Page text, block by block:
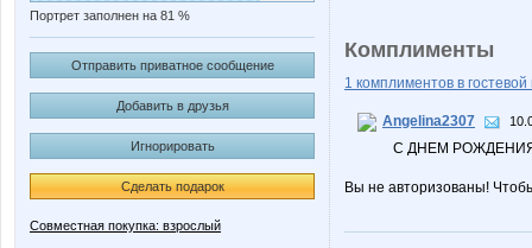
Портрет заполнен на 81 %
Отправить приватное сообщение
Добавить в друзья
Игнорировать
Сделать подарок
Совместная покупка: взрослый
Комплименты
1 комплиментов в гостевой
Angelina2307
С ДНЕМ
Вы не авторизованы!